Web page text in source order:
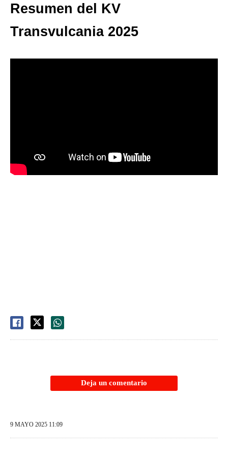
Resumen del KV
Transvulcania 2025
Deja un comentario
9 MAYO 2025 11:09